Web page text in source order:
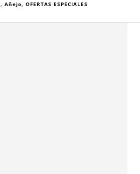
, Añejo, OFERTAS ESPECIALES